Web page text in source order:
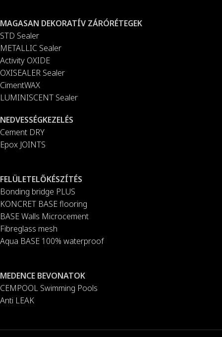
MAGASAN DEKORATÍV ZÁRÓRÉTEGEK
STD Sealer
METALLIC Sealer
Activity OXIDE
OXISEALER Sealer
CimentWAX
LUMINISCENT Sealer
NEDVESSÉGKEZELÉS
Cement DRY
Epox JOINTS
FELÜLETELŐKÉSZÍTÉS
Bonding bridge PLUS
KONCRET BASE flooring
BASE Walls Microcement
Fibreglass mesh
Aqua BASE 100% waterproof
MEDENCE BEVONATOK
CEMPOOL Swimming Pools
Anti LEAK